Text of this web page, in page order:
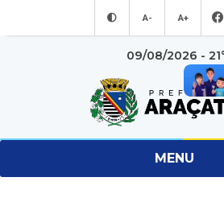
A- A+
09/08/2026 -
MENU